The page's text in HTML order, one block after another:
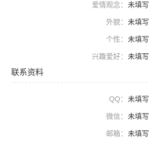
爱情观念： 未填写
外貌： 未填写
个性： 未填写
兴趣爱好： 未填写
联系资料
QQ： 未填写
微信： 未填写
邮箱： 未填写